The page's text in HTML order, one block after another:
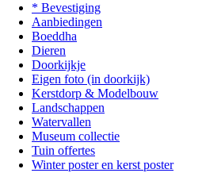
* Bevestiging
Aanbiedingen
Boeddha
Dieren
Doorkijkje
Eigen foto (in doorkijk)
Kerstdorp & Modelbouw
Landschappen
Watervallen
Museum collectie
Tuin offertes
Winter poster en kerst poster